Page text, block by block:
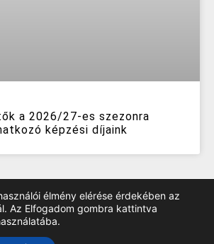
a 2026/27-es szezonra
képzési díjaink
élmény elérése érdekében az
Az Elfogadom gombra kattintva